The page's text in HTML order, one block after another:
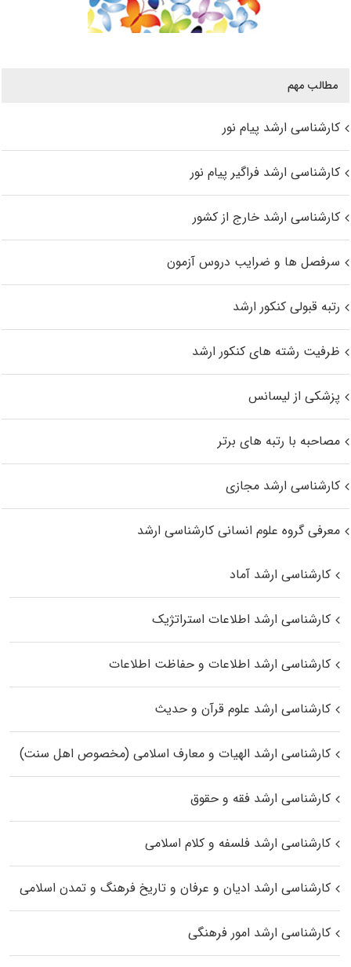
مطالب مهم
کارشناسی ارشد پیام نور
کارشناسی ارشد فراگیر پیام نور
کارشناسی ارشد خارج از کشور
سرفصل ها و ضرایب دروس آزمون
رتبه قبولی کنکور ارشد
ظرفیت رشته های کنکور ارشد
پزشکی از لیسانس
مصاحبه با رتبه های برتر
کارشناسی ارشد مجازی
معرفی گروه علوم انسانی کارشناسی ارشد
کارشناسی ارشد آماد
کارشناسی ارشد اطلاعات استراتژیک
کارشناسی ارشد اطلاعات و حفاظت اطلاعات
کارشناسی ارشد علوم قرآن و حدیث
کارشناسی ارشد الهیات و معارف اسلامی (مخصوص اهل سنت)
کارشناسی ارشد فقه و حقوق
کارشناسی ارشد فلسفه و کلام اسلامی
کارشناسی ارشد ادیان و عرفان و تاریخ فرهنگ و تمدن اسلامی
کارشناسی ارشد امور فرهنگی